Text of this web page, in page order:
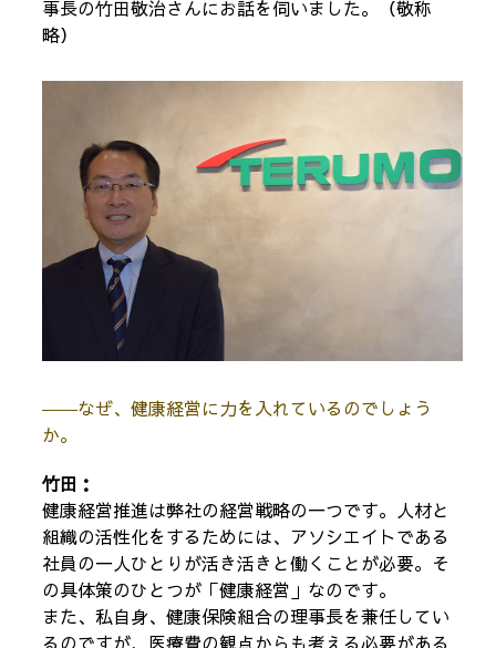
事長の竹田敬治さんにお話を伺いました。（敬称
略）
――なぜ、健康経営に力を入れているのでしょう
か。
竹田：
健康経営推進は弊社の経営戦略の一つです。人材と
組織の活性化をするためには、アソシエイトである
社員の一人ひとりが活き活きと働くことが必要。そ
の具体策のひとつが「健康経営」なのです。
また、私自身、健康保険組合の理事長を兼任してい
るのですが、医療費の観点からも考える必要がある